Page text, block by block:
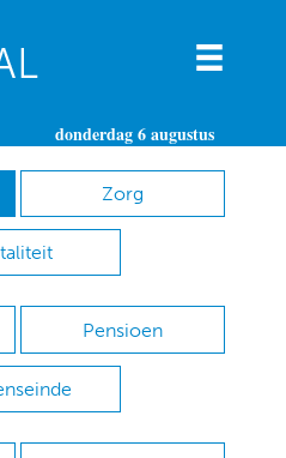
donderdag 6 augustus
Zorg
Pensioen